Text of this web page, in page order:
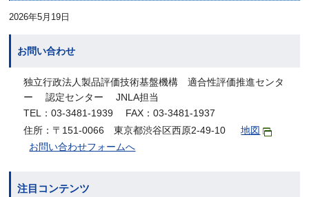
2026年5月19日
お問い合わせ
独立行政法人製品評価技術基盤機構 適合性評価推進センタ
ー 認定センター JNLA担当
TEL：03-3481-1939 FAX：03-3481-1937
住所：〒151-0066 東京都渋谷区西原2-49-10
地図
お問い合わせフォームへ
注目コンテンツ